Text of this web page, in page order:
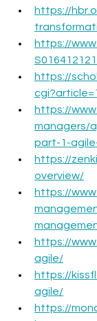
https://
https://
https://
https://
managers/
part-1-
https://
overview/
https://
https://
agile/
https://
agile/
https://